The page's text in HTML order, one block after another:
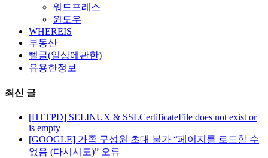
워드프레스
윈도우
WHEREIS
부동산
뻘글(일상에관한)
유용한정보
최신 글
[HTTPD] SELINUX & SSLCertificateFile does not exist or
is empty
[GOOGLE] 가족 구성원 초대 불가 “페이지를 로드할 수
없음 (다시시도)” 오류